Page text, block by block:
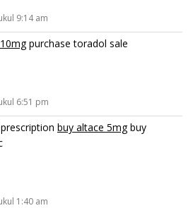
9:14 am
purchase toradol sale
6:51 pm
buy altace 5mgbuy
1:40 am